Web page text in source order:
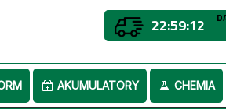
22:59:12
AKUMULATORY CHEMIA